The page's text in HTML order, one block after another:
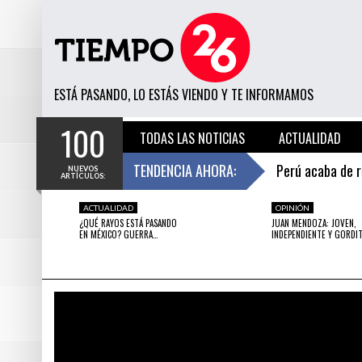
ESTÁ PASANDO, LO ESTÁS VIENDO Y TE INFORMAMOS
TODAS LAS NOTICIAS ACTUALIDAD
TENDENCIA AHORA: Perú acaba de
Estudio
Lionel Messi
Loreto: 15
Este informe
100
NUEVOS
ARTÍCULOS:
COMO 1 HORA HACE
DEPORTES
DESTACADO
PERÚ ACABA DE ROMPER UN RÉCORD MUNDIAL
EN EL WORLD CLASSIC POWERLIFTING
CHAMPIONSHIPS 2016
CIENCIA
DESTACADO
ESTUDIO ENCUENTRA UNA
CLIMA Y EL NIVEL DE
ACTUALIDAD
¿QUÉ RAYOS ESTÁ PASANDO
EN MÉXICO? GUERRA…
OPINIÓN
JUAN MENDOZA: JOVEN,
INDEPENDIENTE Y